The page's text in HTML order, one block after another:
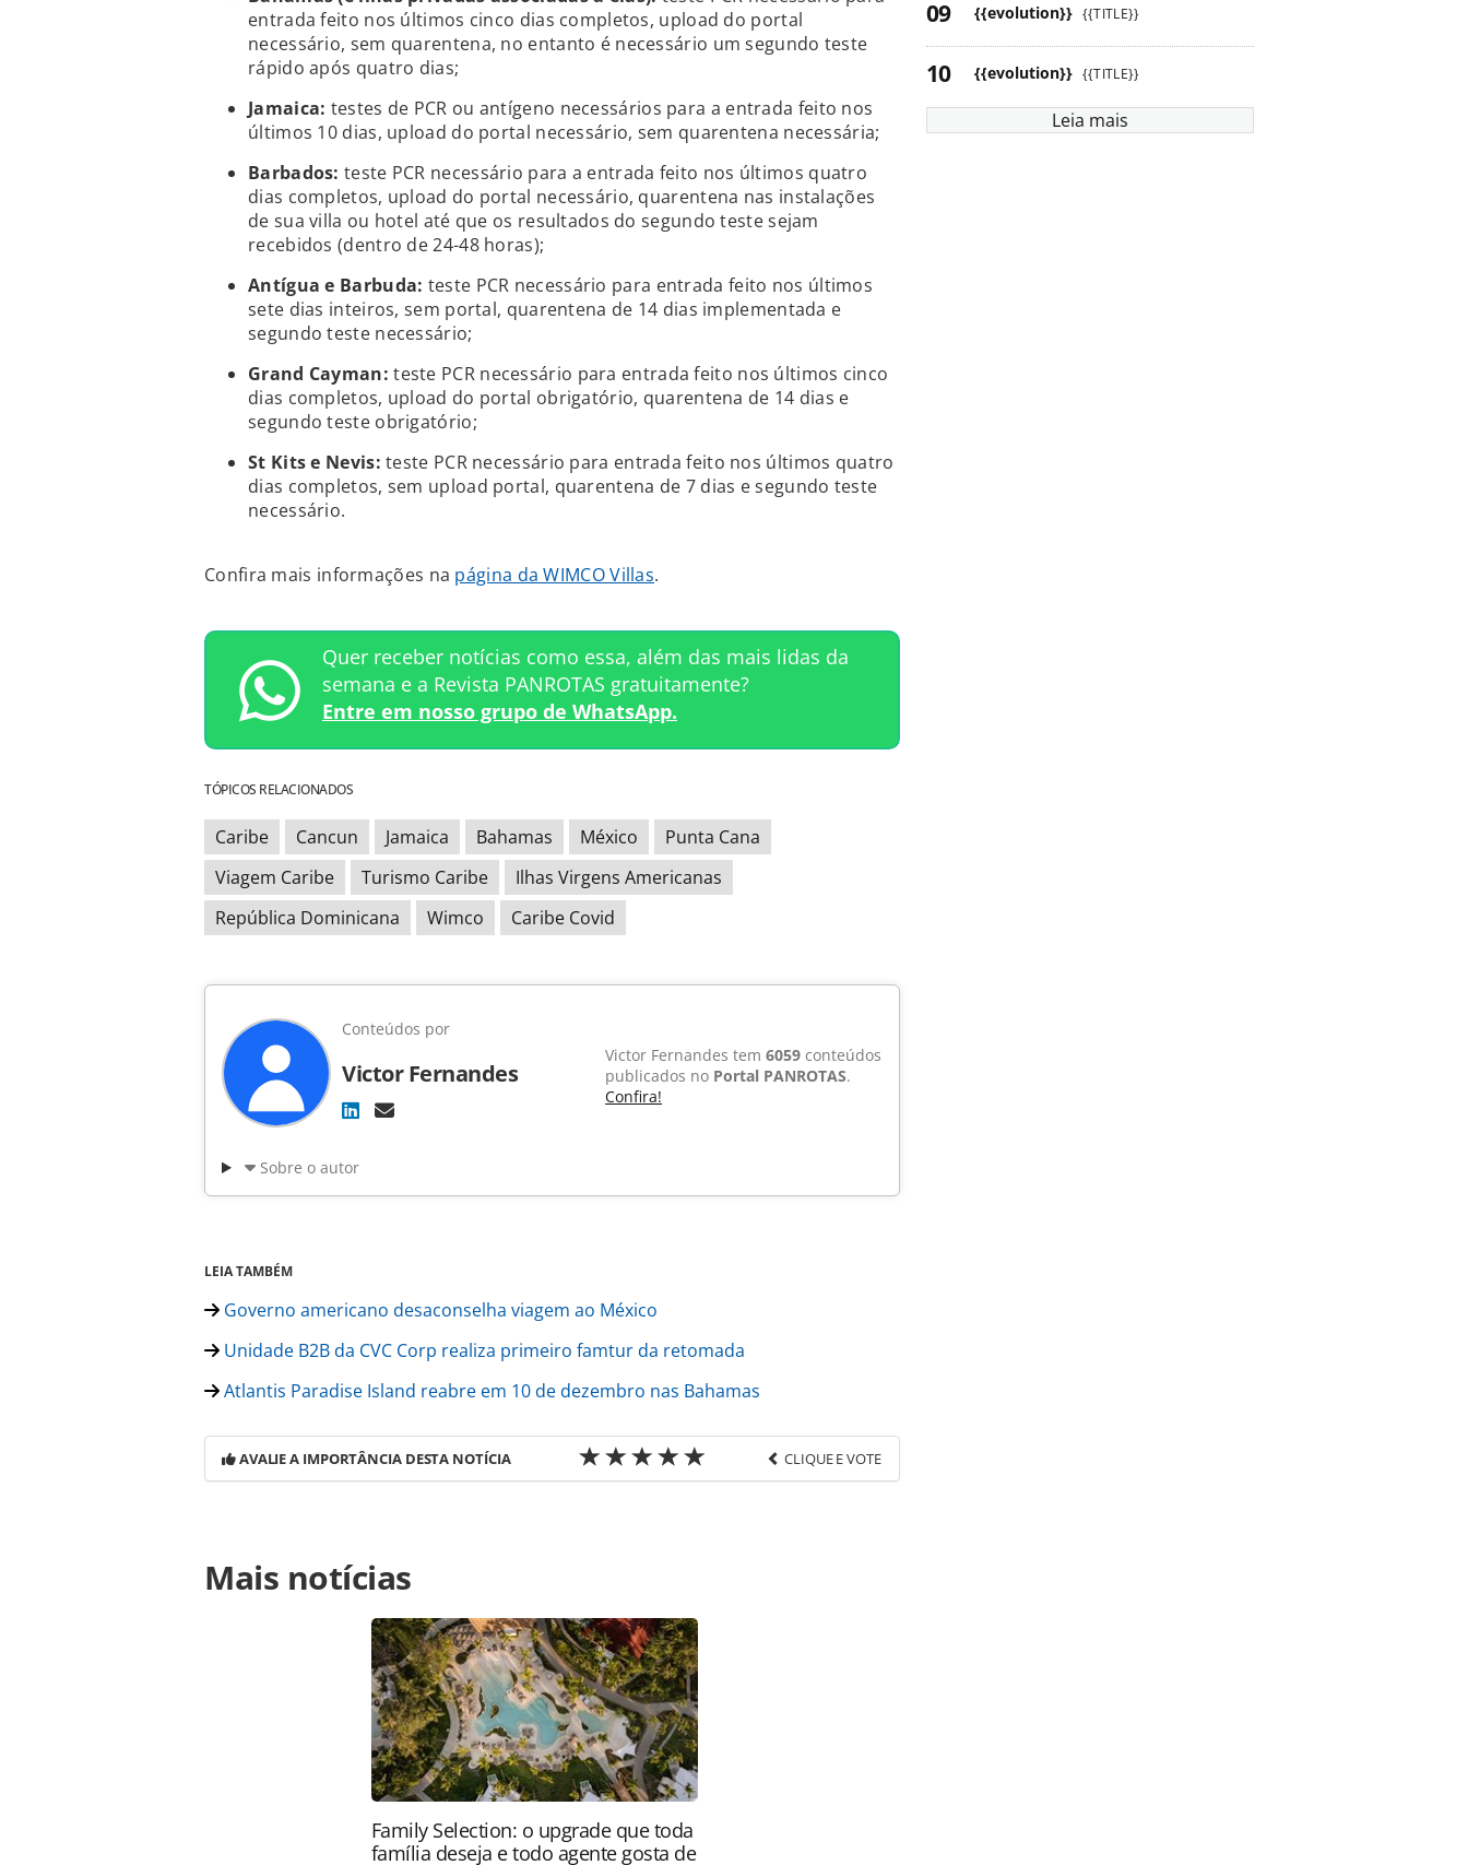
entrada feito nos últimos cinco dias completos, upload do portal
necessário, sem quarentena, no entanto é necessário um segundo teste
rápido após quatro dias;
Jamaica: testes de PCR ou antígeno necessários para a entrada feito nos
últimos 10 dias, upload do portal necessário, sem quarentena necessária;
Barbados: teste PCR necessário para a entrada feito nos últimos quatro
dias completos, upload do portal necessário, quarentena nas instalações
de sua villa ou hotel até que os resultados do segundo teste sejam
recebidos (dentro de 24-48 horas);
Antígua e Barbuda: teste PCR necessário para entrada feito nos últimos
sete dias inteiros, sem portal, quarentena de 14 dias implementada e
segundo teste necessário;
Grand Cayman: teste PCR necessário para entrada feito nos últimos cinco
dias completos, upload do portal obrigatório, quarentena de 14 dias e
segundo teste obrigatório;
St Kits e Nevis: teste PCR necessário para entrada feito nos últimos quatro
dias completos, sem upload portal, quarentena de 7 dias e segundo teste
necessário.
Confira mais informações na página da WIMCO Villas.
Quer receber notícias como essa, além das mais lidas da
semana e a Revista PANROTAS gratuitamente?
Entre em nosso grupo de WhatsApp.
TÓPICOS RELACIONADOS
Caribe Cancun Jamaica Bahamas México
Punta Cana
Viagem Caribe
Turismo Caribe
Ilhas Virgens Americanas
República Dominicana
Wimco Caribe Covid
Conteúdos por
Victor Fernandes
Victor Fernandes tem 6059 conteúdos
publicados no Portal PANROTAS.
Confira!
Sobre o autor
LEIA TAMBÉM
Governo americano desaconselha viagem ao México
Unidade B2B da CVC Corp realiza primeiro famtur da retomada
Atlantis Paradise Island reabre em 10 de dezembro nas Bahamas
AVALIE A IMPORTÂNCIA DESTA NOTÍCIA CLIQUE E VOTE
https://www.panrotas.com.br/mercado/destinos/2020/12/saiba-o-que-e-preciso-para-
viajar-para-as-ilhas-do-caribe_178339.html ou as ferramentas oferecidas na página.
Todo o conteúdo produzido pela PANROTAS Editora é protegido pela legislação
brasileira sobre direito autoral. Não reproduza o conteúdo sem autorização da
PANROTAS Editora (copyright@panrotas.com.br).
Mais notícias
Family Selection: o upgrade que toda
família deseja e todo agente gosta de
{{evolution}} {{TITLE}}
{{evolution}} {{TITLE}}
Leia mais